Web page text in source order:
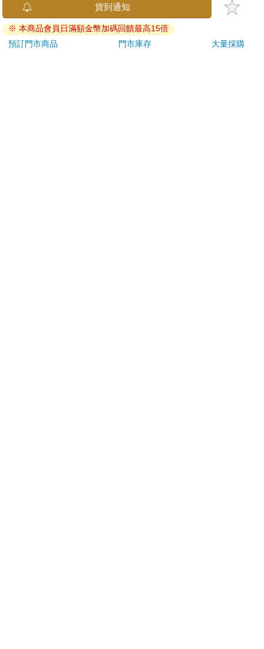
金石堂及銀行均不會請您操作ATM! 如接獲電話要求您前往
ATM提款機，請不要聽從指示，以免受騙上當！
退換貨須知：
貨到通知
※ 本商品會員日滿額金幣加碼回饋最高15倍
預訂門市商品
門市庫存 大量採購